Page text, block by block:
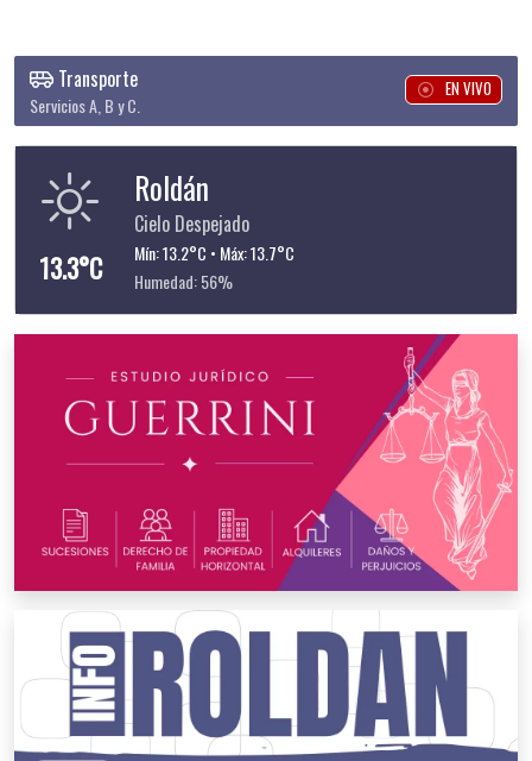
Transporte
Servicios A, B y C.
EN VIVO
13.3°C
Roldán
Cielo Despejado
Mín: 13.2°C • Máx: 13.7°C
Humedad: 56%